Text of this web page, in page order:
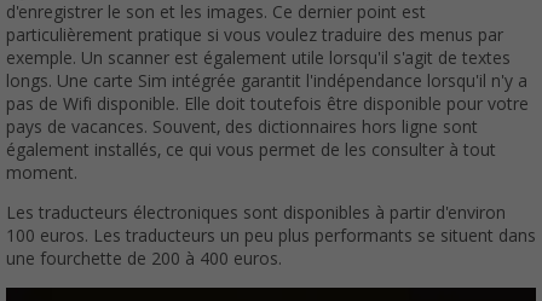
d'enregistrer le son et les images. Ce dernier point est
particulièrement pratique si vous voulez traduire des menus par
exemple. Un scanner est également utile lorsqu'il s'agit de textes
longs. Une carte Sim intégrée garantit l'indépendance lorsqu'il n'y a
pas de Wifi disponible. Elle doit toutefois être disponible pour votre
pays de vacances. Souvent, des dictionnaires hors ligne sont
également installés, ce qui vous permet de les consulter à tout
moment.
Les traducteurs électroniques sont disponibles à partir d'environ
100 euros. Les traducteurs un peu plus performants se situent dans
une fourchette de 200 à 400 euros.